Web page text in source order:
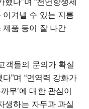
다”며 “천연항생제
이겨낼 수 있는 지름
제품 등이 잘 나간
객들의 문의가 확실
”며 “면역력 강화가
무’에 대한 관심이
생하는 자두과 과실